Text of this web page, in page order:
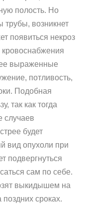
полость. Но
трубы, возникнет
появиться некроз
кровоснабжения
выраженные
потливость,
Подобная
так как тогда
случаев
будет
вид опухоли при
подвергнуться
сам по себе.
выкидышем на
сроках.